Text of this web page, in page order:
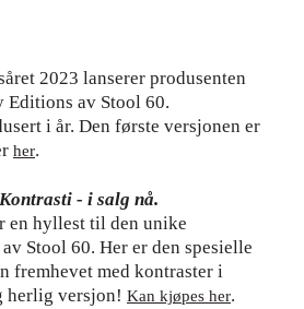
2023 lanserer produsenten
av Stool 60.
i år. Den første versjonen er
her.
- i salg nå.
en hyllest til den unike
Stool 60. Her er den spesielle
fremhevet med kontraster i
herlig versjon! Kan kjøpes her.